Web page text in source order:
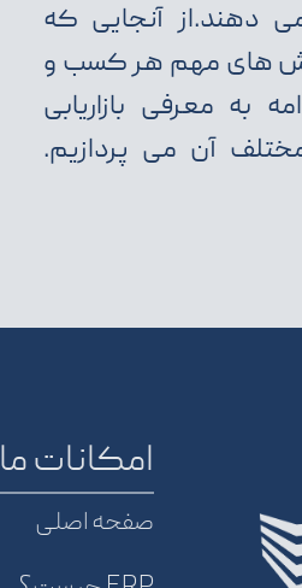
دهند.از آنجایی که
بخش های مهم هر کسب و
به معرفی بازاریابی
آن می پردازیم.
امکانات ما
صفحه اصلی